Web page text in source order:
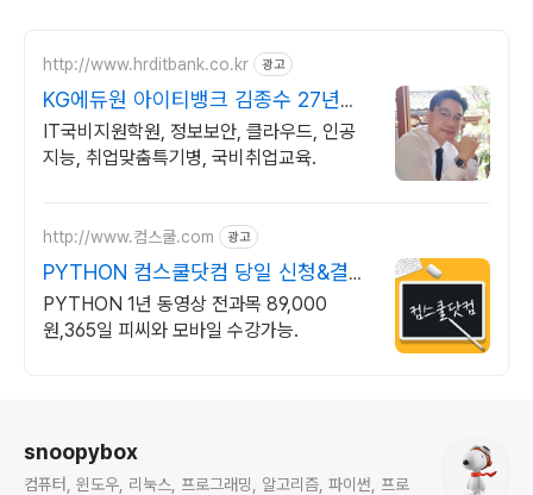
http://www.hrditbank.co.kr 광고
KG에듀원 아이티뱅크 김종수 27년경
력전문가 IT취업상담
IT국비지원학원, 정보보안, 클라우드, 인공
지능, 취업맞춤특기병, 국비취업교육.
http://www.컴스쿨.com 광고
PYTHON 컴스쿨닷컴 당일 신청&결제
시 기프티콘!
PYTHON 1년 동영상 전과목 89,000
원,365일 피씨와 모바일 수강가능.
snoopybox
컴퓨터, 윈도우, 리눅스, 프로그래밍, 알고리즘, 파이썬, 프로